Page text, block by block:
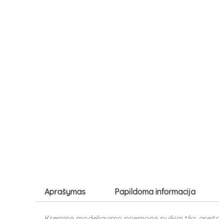
Aprašymas Papildoma informacija